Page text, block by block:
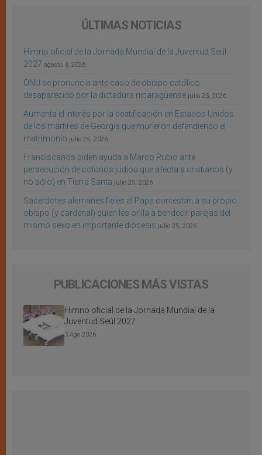
ÚLTIMAS NOTICIAS
Himno oficial de la Jornada Mundial de la Juventud Seúl
2027 agosto 3, 2026
ONU se pronuncia ante caso de obispo católico
desaparecido por la dictadura nicaragüense julio 25, 2026
Aumenta el interés por la beatificación en Estados Unidos
de los mártires de Georgia que murieron defendiendo el
matrimonio julio 25, 2026
Franciscanos piden ayuda a Marco Rubio ante
persecución de colonos judíos que afecta a cristianos (y
no sólo) en Tierra Santa julio 25, 2026
Sacerdotes alemanes fieles al Papa contestan a su propio
obispo (y cardenal) quien les orilla a bendecir parejas del
mismo sexo en importante diócesis julio 25, 2026
PUBLICACIONES MÁS VISTAS
Himno oficial de la Jornada Mundial de la
Juventud Seúl 2027
3 Ago 2026